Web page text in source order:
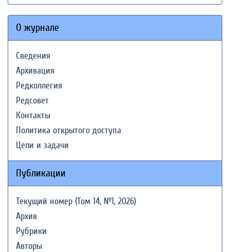
О журнале
Сведения
Архивация
Редколлегия
Редсовет
Контакты
Политика открытого доступа
Цели и задачи
Публикации
Текущий номер (Том 14, №1, 2026)
Архив
Рубрики
Авторы